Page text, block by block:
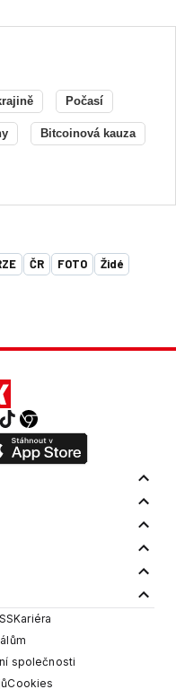
Počasí
Bitcoinová kauza
ČR FOTO Židé
Kariéra
společnosti
Cookies